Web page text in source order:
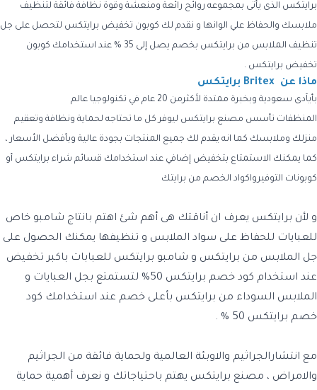
برايتكس الذى يأتى بمجموعه روائح رائعة ومنعشة وقوة نظافة فائقة لتنظيف
ملابسك والحفاظ علي الوانها و نقدم لك كوبون تخفيض برايتكس لتحصل على جل
تنظيف الملابس من برايتكس بخصم يصل إلى 35 % عند استخدامك كوبون
تخفيض برايتكس .
ماذا عن Britex برايتكس
بأيآدى سعودية وبخبرة ممتدة لأكثرمن 20 عام في تكنولوجيا عالم
المنظفات تأسس مصنع برايتكس ليوفر كل ما تحتاجه لحماية ونظافة وتعقيم
منزلك وملابسك كما انه يقدم لك جميع المنتجات بجودة عالية وبأفضل الأسعار ،
كما يمكنك الاستمتاع بتخفيض إضافي عند استخدامك قسائم شراء برايتكس أو
كوبونات التوفيرواكواد الخصم من برايتك
و لأن برايتكس يعرف ان أناقتك هى أهم شئ اهتم بانتاج شامبو خاص
للعبايات للحفاظ على سواد الملابس و تنظيفها يمكنك الحصول على
جل الملابس من برايتكس و شامبو برايتكس للعبابات باكبر تخفيض
عند استخدام كود خصم برايتكس 50% لتستمتع بجل العبايات و
الملابس السوداء من برايتكس بأعلى خصم عند استخدامك كود
خصم برايتكس 50 % .
مع انتشارالجراثيم والاوبئة العالمية ولحماية فائقة من الجراثيم
والامراض ، مصنع برايتكس يهتم باحتياجاتك و نعرف أهمية حماية